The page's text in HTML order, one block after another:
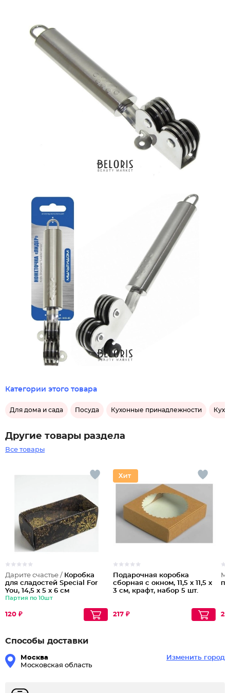
Категории этого товара
Для дома и сада Посуда Кухонные принадлежности
Другие товары раздела
Все товары
Дарите счастье / Коробка
для сладостей Special For
You, 14,5 х 5 х 6 см
Партия по 10шт
120 ₽
Подарочная коробка
сборная с окном, 11,5 х 11,5 х
3 см, крафт, набор 5 шт.
217 ₽
Способы доставки
Москва
Московская область
Изменить город